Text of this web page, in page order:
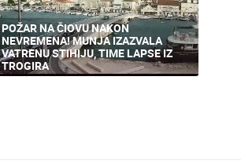
POŽAR NA ČIOVU NAKON
NEVREMENA! MUNJA IZAZVALA
VATRENU STIHIJU, TIME LAPSE IZ
TROGIRA